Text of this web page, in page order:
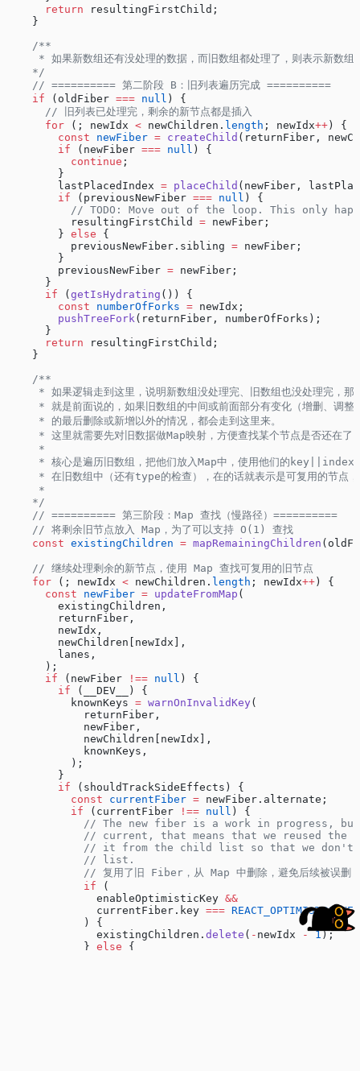
      return
resultingFirstChild;
    }
    /**
* 如果新数组还有没处理的数据，而旧数组都处理了，则表示新数组
    */
    // ========== 第二阶段 B：旧列表遍历完成 ==========
    if
(oldFiber === null ) {
      // 旧列表已处理完，剩余的新节点都是插入
      for
(; newIdx < newChildren. length ; newIdx++ ) {
        const
newFiber = createChild (returnFiber,
        if
(newFiber === null ) {
          continue
;
        }
        lastPlacedIndex
= placeChild (newFiber,
        if
(previousNewFiber === null ) {
// TODO: Move out of the loop. This only
          resultingFirstChild
= newFiber;
        }
else {
          previousNewFiber.sibling
= newFiber;
        }
        previousNewFiber
= newFiber;
      }
      if
( getIsHydrating ()) {
        const
numberOfForks = newIdx;
        pushTreeFork
(returnFiber, numberOfForks);
      }
      return
resultingFirstChild;
    }
    /**
* 如果逻辑走到这里，说明新数组没处理完、旧数组也没处理完，那
* 就是前面说的，如果旧数组的中间或前面部分有变化（增删、调整
     * 的最后删除或新增以外的情况，都会走到这里来。
* 这里就需要先对旧数据做Map映射，方便查找某个节点是否还在了
     *
* 核心是遍历旧数组，把他们放入Map中，使用他们的
* 在旧数组中（还有type的检查），在的话就表示是可复用的节点
     *
    */
    // ========== 第三阶段：Map 查找（慢路径）==========
    // 将剩余旧节点放入 Map，为了可以支持 O(1) 查找
    const
existingChildren = mapRemainingChildren
    // 继续处理剩余的新节点，使用 Map 查找可复用的旧节点
    for
(; newIdx < newChildren. length ; newIdx++ ) {
      const
newFiber = updateFromMap (
        existingChildren,
        returnFiber,
        newIdx,
        newChildren[newIdx],
        lanes,
      );
      if
(newFiber !== null ) {
        if
(__DEV__) {
          knownKeys
= warnOnInvalidKey(
            returnFiber,
            newFiber,
            newChildren[newIdx],
            knownKeys,
          );
        }
        if
(shouldTrackSideEffects) {
          const
currentFiber = newFiber.alternate;
          if
(currentFiber !== null ) {
// The new fiber is a work in progress,
// current, that means that we reused the
// it from the child list so that we don't
            // list.
            // 复用了旧 Fiber，从 Map 中删除，避免后续被误删
            if
(
              enableOptimisticKey
&&
              currentFiber.key
=== REACT_OPTIMISTIC_KEY
            ) {
              existingChildren.
delete ( - newIdx - 1);
            }
else {